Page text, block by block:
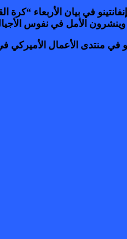
في بيان الأربعاء “كرة
وينشرون الأمل في نفوس
في منتدى الأعمال الأميركي